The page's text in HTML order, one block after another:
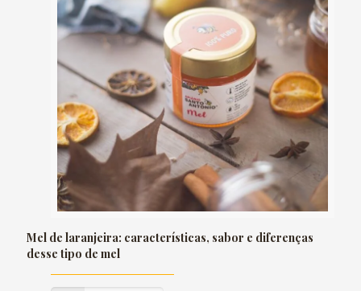
Mel de laranjeira: características, sabor e diferenças
desse tipo de mel